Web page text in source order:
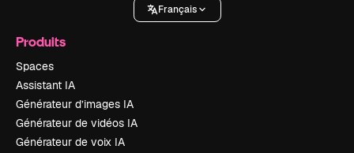
Français
Produits
Spaces
Assistant IA
Générateur d’images IA
Générateur de vidéos IA
Générateur de voix IA